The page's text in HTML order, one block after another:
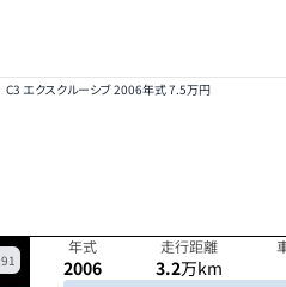
C3 エクスクルーシブ 2006年式 7.5万円
91
年式
2006
走行距離
3.2万km